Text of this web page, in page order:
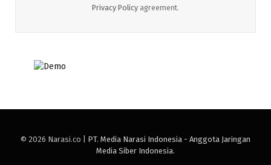
Privacy Policy agreement.
© 2026 Narasi.co | PT. Media Narasi Indonesia - Anggota Jaringan
Media Siber Indonesia.